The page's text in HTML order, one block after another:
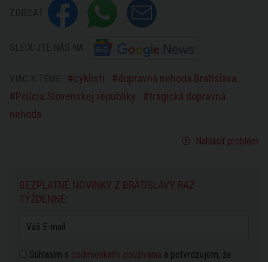
cyklisti
dopravná nehoda Bratislava
Polícia Slovenskej republiky
tragická dopravná
nehoda
Nahlásiť problém
BEZPLATNÉ NOVINKY Z BRATISLAVY RAZ
TÝŽDENNE:
Súhlasím s podmienkami používania a potvrdzujem, že